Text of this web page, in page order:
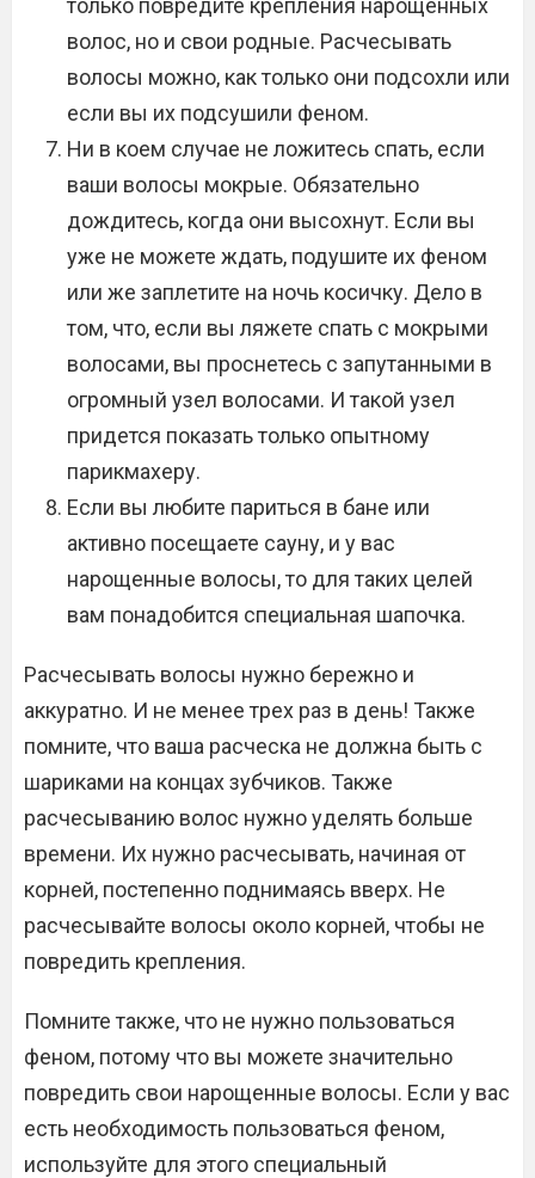
только повредите крепления нарощенных
волос, но и свои родные. Расчесывать
волосы можно, как только они подсохли или
если вы их подсушили феном.
Ни в коем случае не ложитесь спать, если
ваши волосы мокрые. Обязательно
дождитесь, когда они высохнут. Если вы
уже не можете ждать, подушите их феном
или же заплетите на ночь косичку. Дело в
том, что, если вы ляжете спать с мокрыми
волосами, вы проснетесь с запутанными в
огромный узел волосами. И такой узел
придется показать только опытному
парикмахеру.
Если вы любите париться в бане или
активно посещаете сауну, и у вас
нарощенные волосы, то для таких целей
вам понадобится специальная шапочка.
Расчесывать волосы нужно бережно и
аккуратно. И не менее трех раз в день! Также
помните, что ваша расческа не должна быть с
шариками на концах зубчиков. Также
расчесыванию волос нужно уделять больше
времени. Их нужно расчесывать, начиная от
корней, постепенно поднимаясь вверх. Не
расчесывайте волосы около корней, чтобы не
повредить крепления.
Помните также, что не нужно пользоваться
феном, потому что вы можете значительно
повредить свои нарощенные волосы. Если у вас
есть необходимость пользоваться феном,
используйте для этого специальный